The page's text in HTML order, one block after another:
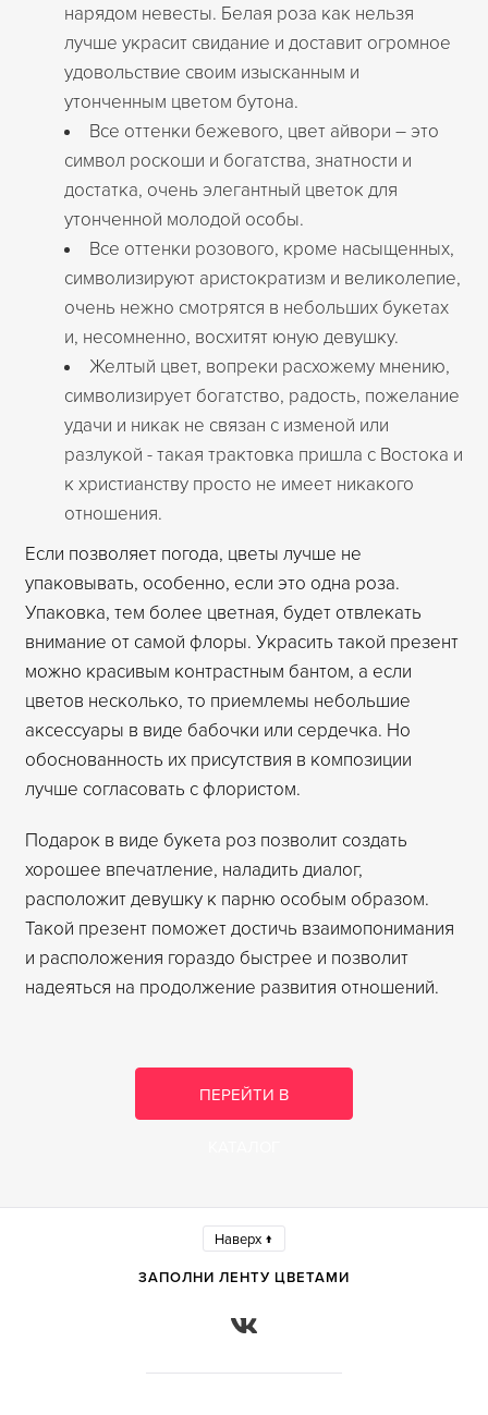
нарядом невесты. Белая роза как нельзя
лучше украсит свидание и доставит огромное
удовольствие своим изысканным и
утонченным цветом бутона.
Все оттенки бежевого, цвет айвори – это
символ роскоши и богатства, знатности и
достатка, очень элегантный цветок для
утонченной молодой особы.
Все оттенки розового, кроме насыщенных,
символизируют аристократизм и великолепие,
очень нежно смотрятся в небольших букетах
и, несомненно, восхитят юную девушку.
Желтый цвет, вопреки расхожему мнению,
символизирует богатство, радость, пожелание
удачи и никак не связан с изменой или
разлукой - такая трактовка пришла с Востока и
к христианству просто не имеет никакого
отношения.
Если позволяет погода, цветы лучше не
упаковывать, особенно, если это одна роза.
Упаковка, тем более цветная, будет отвлекать
внимание от самой флоры. Украсить такой презент
можно красивым контрастным бантом, а если
цветов несколько, то приемлемы небольшие
аксессуары в виде бабочки или сердечка. Но
обоснованность их присутствия в композиции
лучше согласовать с флористом.
Подарок в виде букета роз позволит создать
хорошее впечатление, наладить диалог,
расположит девушку к парню особым образом.
Такой презент поможет достичь взаимопонимания
и расположения гораздо быстрее и позволит
надеяться на продолжение развития отношений.
ПЕРЕЙТИ В
ЗАПОЛНИ ЛЕНТУ ЦВЕТАМИ
Наверх ↑